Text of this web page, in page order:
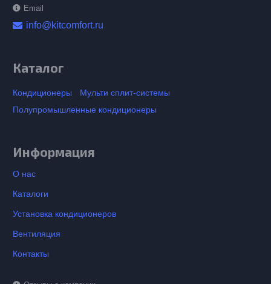
Email
info@kitcomfort.ru
Каталог
Кондиционеры
Мульти сплит-системы
Полупромышленные кондиционеры
Информация
О нас
Каталоги
Установка кондиционеров
Вентиляция
Контакты